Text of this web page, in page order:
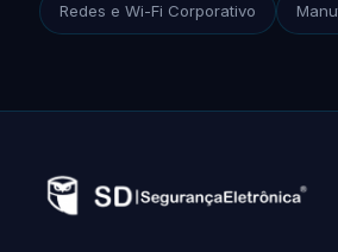
Redes e Wi-Fi Corporativo